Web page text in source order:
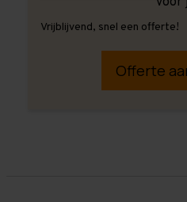
Vrijblijvend, snel een offerte!
Offerte